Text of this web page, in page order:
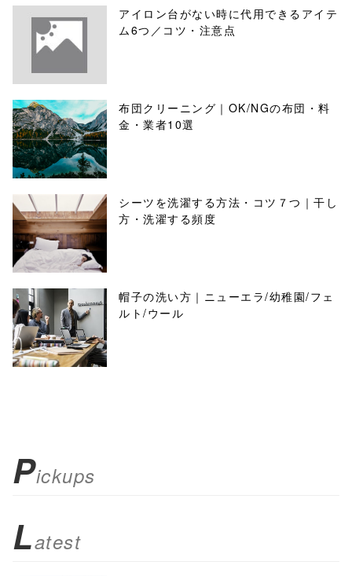
アイロン台がない時に代用できるアイテ
ム6つ／コツ・注意点
布団クリーニング｜OK/NGの布団・料
金・業者10選
シーツを洗濯する方法・コツ７つ｜干し
方・洗濯する頻度
帽子の洗い方｜ニューエラ/幼稚園/フェ
ルト/ウール
Pickups
Latest